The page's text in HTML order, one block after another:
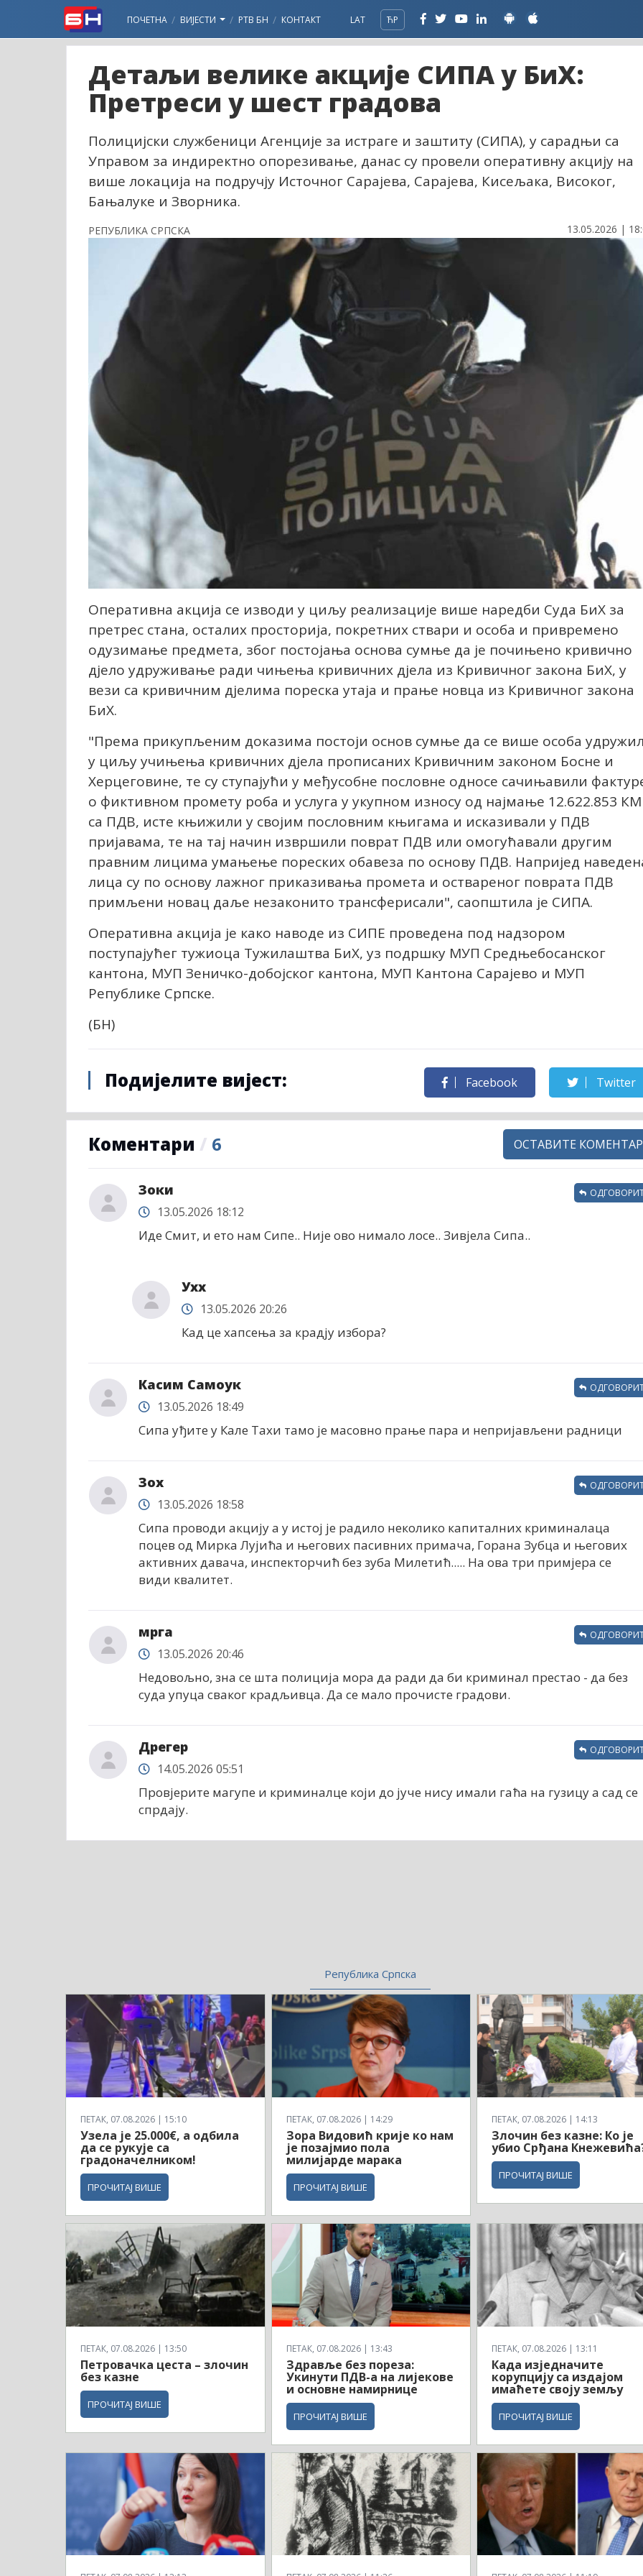
ПОЧЕТНА ВИЈЕСТИ РТВ БН КОНТАКТ LAT ЋР
Детаљи велике акције СИПА у БиХ:
Претреси у шест градова
Полицијски службеници Агенције за истраге и заштиту (СИПА), у сарадњи са
Управом за индиректно опорезивање, данас су провели оперативну акцију на
више локација на подручју Источног Сарајева, Сарајева, Кисељака, Високог,
Бањалуке и Зворника.
РЕПУБЛИКА СРПСКА 13.05.2026 |
Оперативна акција се изводи у циљу реализације више наредби Суда БиХ за
претрес стана, осталих просторија, покретних ствари и особа и привремено
одузимање предмета, због постојања основа сумње да је почињено кривично
дјело удруживање ради чињења кривичних дјела из Кривичног закона БиХ, у
вези са кривичним дјелима пореска утаја и прање новца из Кривичног закона
БиХ.
"Према прикупљеним доказима постоји основ сумње да се више особа
у циљу учињења кривичних дјела прописаних Кривичним законом Босне и
Херцеговине, те су ступајући у међусобне пословне односе сачињавили
о фиктивном промету роба и услуга у укупном износу од најмање 12.622.853 КМ
са ПДВ, исте књижили у својим пословним књигама и исказивали у ПДВ
пријавама, те на тај начин извршили поврат ПДВ или омогућавали другим
правним лицима умањење пореских обавеза по основу ПДВ. Напријед
лица су по основу лажног приказивања промета и оствареног поврата ПДВ
примљени новац даље незаконито трансферисали", саопштила је СИПА.
Оперативна акција је како наводе из СИПЕ проведена под надзором
поступајућег тужиоца Тужилаштва БиХ, уз подршку МУП Средњебосанског
кантона, МУП Зеничко-добојског кантона, МУП Кантона Сарајево и МУП
Републике Српске.
(БН)
Подијелите вијест: Facebook Twitter
Коментари / 6 ОСТАВИТЕ КОМЕНТАР
Зоки
13.05.2026 18:12
Иде Смит, и ето нам Сипе.. Није ово нимало лосе.. Зивјела Сипа..
Ухх
13.05.2026 20:26
Кад це хапсења за крадју избора?
Касим Самоук
13.05.2026 18:49
Сипа уђите у Кале Таxи тамо је масовно прање пара и непријављени радници
Зоx
13.05.2026 18:58
Сипа проводи акцију а у истој је радило неколико капиталних криминалаца
поцев од Мирка Лујића и његових пасивних примача, Горана Зубца и његових
активних давача, инспекторчић без зуба Милетић..... На ова три примјера се
види квалитет.
мрга
13.05.2026 20:46
Недовољно, зна се шта полиција мора да ради да би криминал престао - да без
суда упуца сваког крадљивца. Да се мало прочисте градови.
Дрегер
14.05.2026 05:51
Провјерите магупе и криминалце који до јуче нису имали гаћа на гузицу а сад се
спрдају.
Република Српска
ПЕТАК, 07.08.2026 | 15:10
Узела је 25.000€, а одбила
да се рукује са
градоначелником!
ПРОЧИТАЈ ВИШЕ
ПЕТАК, 07.08.2026 | 14:29
Зора Видовић крије ко нам
је позајмио пола
милијарде марака
ПРОЧИТАЈ ВИШЕ
ПЕТАК, 07.08.2026 | 14:13
Злочин без казне: Ко је
убио Срђана
ПРОЧИТАЈ ВИШЕ
ПЕТАК, 07.08.2026 | 13:50
Петровачка цеста – злочин
без казне
ПРОЧИТАЈ ВИШЕ
ПЕТАК, 07.08.2026 | 13:43
Здравље без пореза:
Укинути ПДВ-а на лијекове
и основне намирнице
ПРОЧИТАЈ ВИШЕ
ПЕТАК, 07.08.2026 | 13:11
Када изједначите
корупцију са издајом
имаћете своју земљу
ПРОЧИТАЈ ВИШЕ